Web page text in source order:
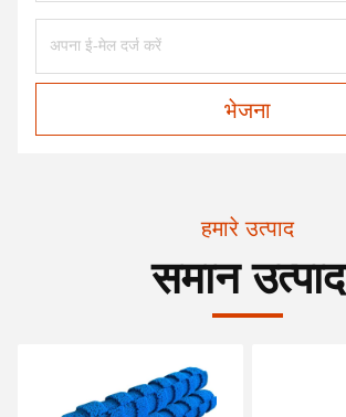
भेजना
हमारे उत्पाद
समान उत्पाद